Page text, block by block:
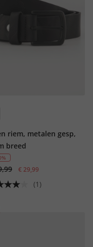
riem, metalen gesp,
breed
€ 29,99
(1)